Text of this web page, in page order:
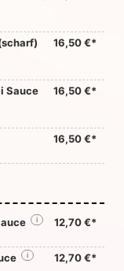
16,50 €*
Sauce 16,50 €*
16,50 €*
12,70 €*
i
12,70 €*
i